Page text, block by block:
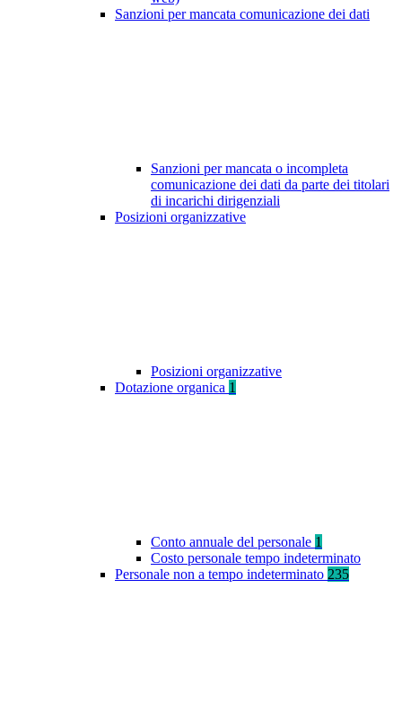
Sanzioni per mancata comunicazione dei dati
Sanzioni per mancata o incompleta
comunicazione dei dati da parte dei titolari
di incarichi dirigenziali
Posizioni organizzative
Posizioni organizzative
Dotazione organica 1
Conto annuale del personale 1
Costo personale tempo indeterminato
Personale non a tempo indeterminato 235